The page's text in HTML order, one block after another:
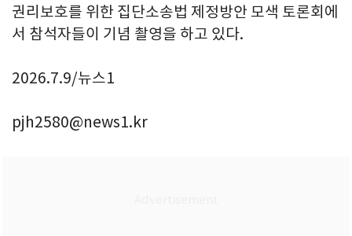
권리보호를 위한 집단소송법 제정방안 모색 토론회에
서 참석자들이 기념 촬영을 하고 있다.
2026.7.9/뉴스1
pjh2580@news1.kr